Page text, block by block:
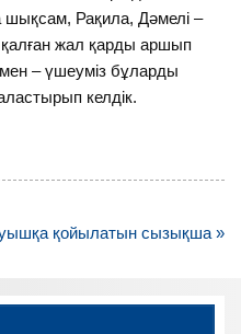
шықсам, Рақила, Дәмелі –
қалған жал қарды аршып
– үшеуміз бұларды
келдік.
қойылатын сызықша »